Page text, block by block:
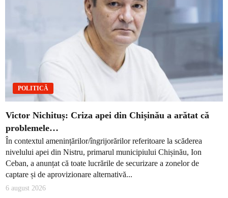
POLITICĂ
Victor Nichituș: Criza apei din Chișinău a arătat că
problemele…
În contextul amenințărilor/îngrijorărilor referitoare la scăderea
nivelului apei din Nistru, primarul municipiului Chișinău, Ion
Ceban, a anunțat că toate lucrările de securizare a zonelor de
captare și de aprovizionare alternativă...
6 august 2026